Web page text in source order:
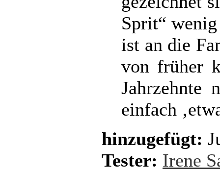
Sprit“
ist an die
von früher
Jahrzehnte
einfach
hinzugefügt:
Tester: Irene